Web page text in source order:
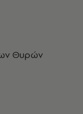
Θυρών